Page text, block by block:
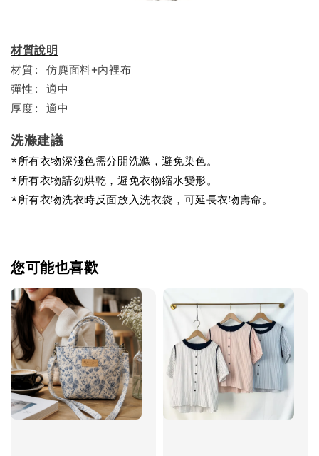
材質說明
材質: 仿麂面料+內裡布
彈性: 適中
厚度: 適中
洗滌建議
*所有衣物深淺色需分開洗滌，避免染色。
*所有衣物請勿烘乾，避免衣物縮水變形。
*所有衣物洗衣時反面放入洗衣袋，可延長衣物壽命。
您可能也喜歡